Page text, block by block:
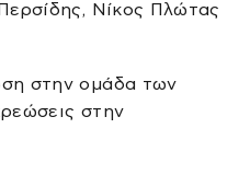
Νίκος Πλώτας
στην ομάδα των
στην